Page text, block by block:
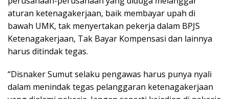
aturan ketenagakerjaan, baik membayar upah di
bawah UMK, tak menyertakan pekerja dalam BPJS
Ketenagakerjaan, Tak Bayar Kompensasi dan lainnya
harus ditindak tegas.
“Disnaker Sumut selaku pengawas harus punya nyali
dalam menindak tegas pelanggaran ketenagakerjaan